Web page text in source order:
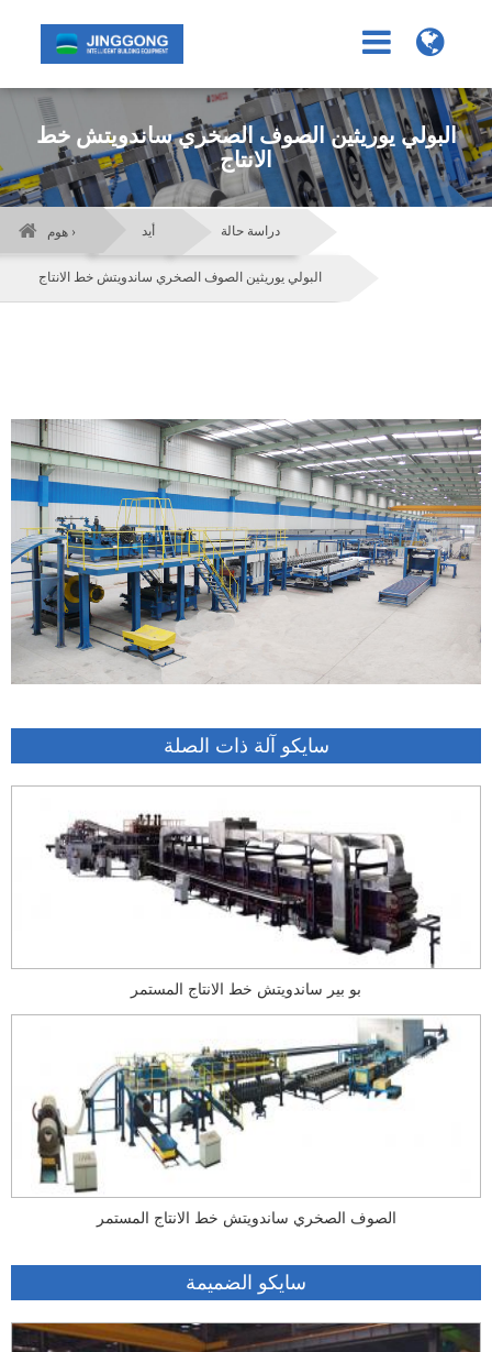
البولي يوريثين الصوف الصخري ساندويتش خط
الانتاج
هوم › أيد دراسة حالة
البولي يوريثين الصوف الصخري ساندويتش خط الانتاج
سايكو آلة ذات الصلة
بو بير ساندويتش خط الانتاج المستمر
الصوف الصخري ساندويتش خط الانتاج المستمر
سايكو الضميمة